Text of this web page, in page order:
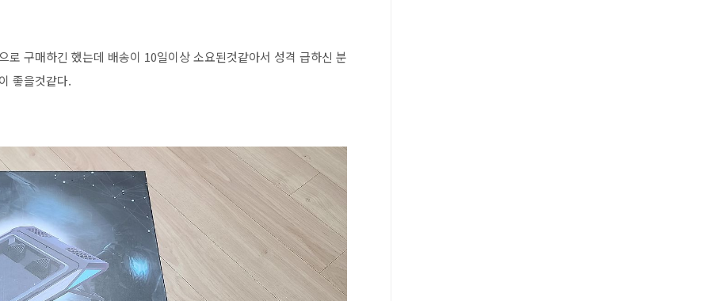
로 구매하긴 했는데 배송이 10일이상 소요된것같아서 성격 급하신 분
좋을것같다.